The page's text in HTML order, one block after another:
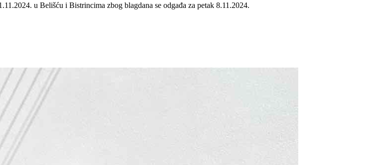
u Belišću i Bistrincima zbog blagdana se odgađa za petak 8.11.2024.